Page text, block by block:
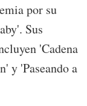
por su
Sus
'Cadena
y 'Paseando a